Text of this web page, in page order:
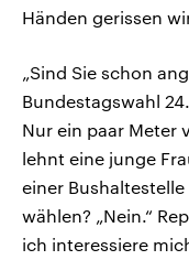
Händen gerissen
„Sind Sie schon
Bundestagswahl
Nur ein paar Meter
lehnt eine junge
einer
wählen? „Nein.“
ich interessiere